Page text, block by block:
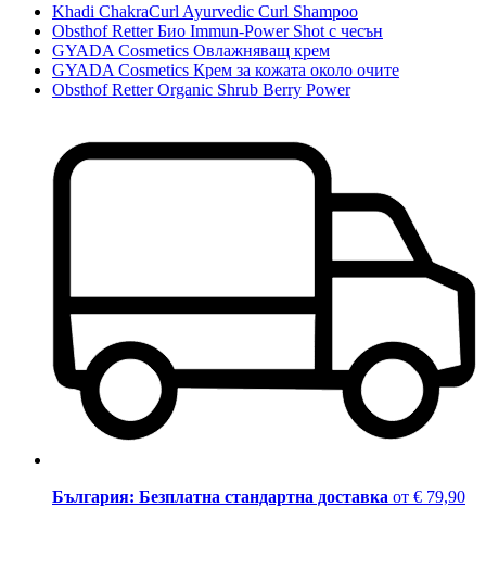
Khadi ChakraCurl Ayurvedic Curl Shampoo
Obsthof Retter Био Immun-Power Shot с чесън
GYADA Cosmetics Овлажняващ крем
GYADA Cosmetics Крем за кожата около очите
Obsthof Retter Organic Shrub Berry Power
България: Безплатна стандартна доставка от € 79,90